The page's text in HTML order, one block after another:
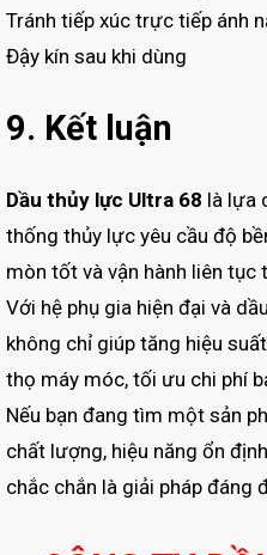
Tránh tiếp xúc trực tiếp ánh
Đậy kín sau khi dùng
9. Kết luận
Dầu thủy lực Ultra 68 là lựa
thống thủy lực yêu cầu độ
mòn tốt và vận hành liên
Với hệ phụ gia hiện đại và
không chỉ giúp tăng hiệu
thọ máy móc, tối ưu chi phí
Nếu bạn đang tìm một sản
chất lượng, hiệu năng ổn
chắc chắn là giải pháp đáng